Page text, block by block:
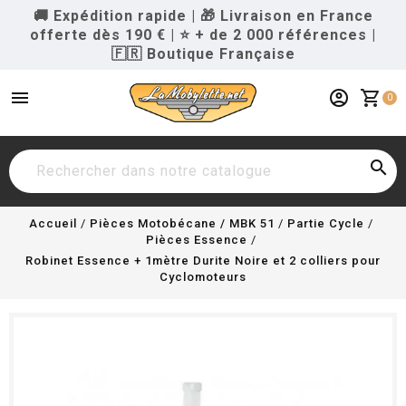
🚚 Expédition rapide | 🎁 Livraison en France
offerte dès 190 € | ⭐ + de 2 000 références |
🇫🇷 Boutique Française
menu shopping_cart 0
account_circle

Accueil Pièces Motobécane / MBK 51
Partie Cycle
Pièces Essence
Robinet Essence + 1mètre Durite Noire et 2 colliers pour
Cyclomoteurs